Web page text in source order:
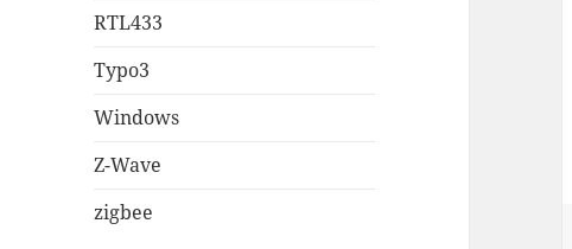
RTL433
Typo3
Windows
Z-Wave
zigbee